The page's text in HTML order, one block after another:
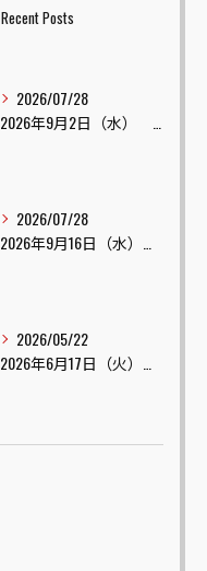
Recent Posts
2026/07/28
2026/07/28
2026/05/22